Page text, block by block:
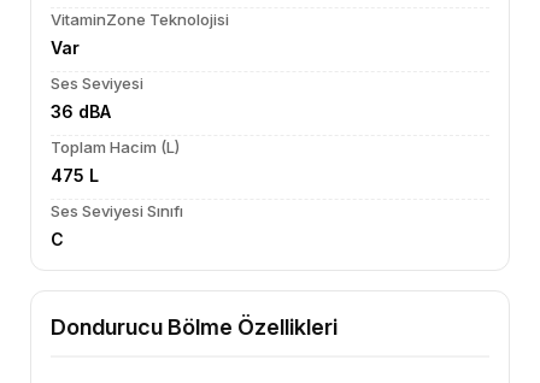
VitaminZone Teknolojisi
Var
Ses Seviyesi
36 dBA
Toplam Hacim (L)
475 L
Ses Seviyesi Sınıfı
C
Dondurucu Bölme Özellikleri